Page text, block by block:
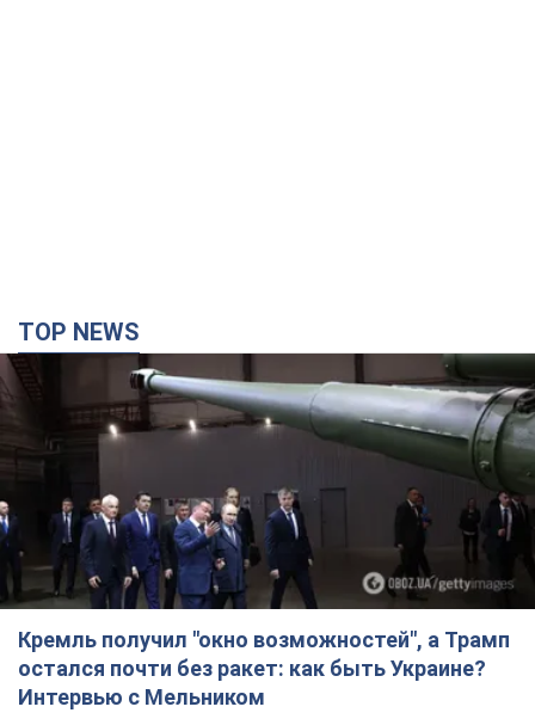
TOP NEWS
Кремль получил "окно возможностей", а Трамп
остался почти без ракет: как быть Украине?
Интервью с Мельником